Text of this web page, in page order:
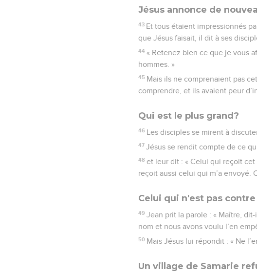
Jésus annonce de
43 Et tous étaient impressionnés
que Jésus faisait, il dit à ses
44 « Retenez bien ce que je vous
hommes. »
45 Mais ils ne comprenaient pas
comprendre, et ils avaient peur
Qui est le plus grand?
46 Les disciples se mirent à
47 Jésus se rendit compte de ce
48 et leur dit : « Celui qui reçoit
reçoit aussi celui qui m’a envoyé.
Celui qui n'est pas
49 Jean prit la parole : « Maître,
nom et nous avons voulu l’en
50 Mais Jésus lui répondit : « Ne
Un village de Samarie